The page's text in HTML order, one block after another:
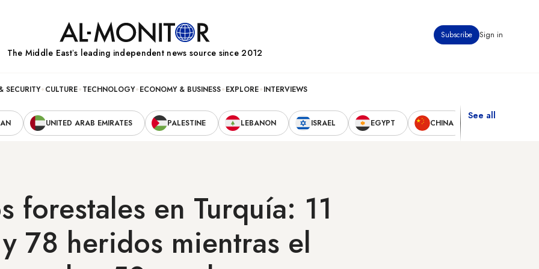
Subscribe Sign in
The Middle Eastʼs leading independent news source since 2012
SECURITY CULTURE TECHNOLOGY ECONOMY & BUSINESS EXPLORE INTERVIEWS
UNITED ARAB EMIRATES PALESTINE LEBANON ISRAEL EGYPT CHINA
See all
forestales en Turquía: 11
78 heridos mientras el